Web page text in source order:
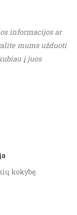
informacijos ar
mums užduoti
į juos
kokybę.